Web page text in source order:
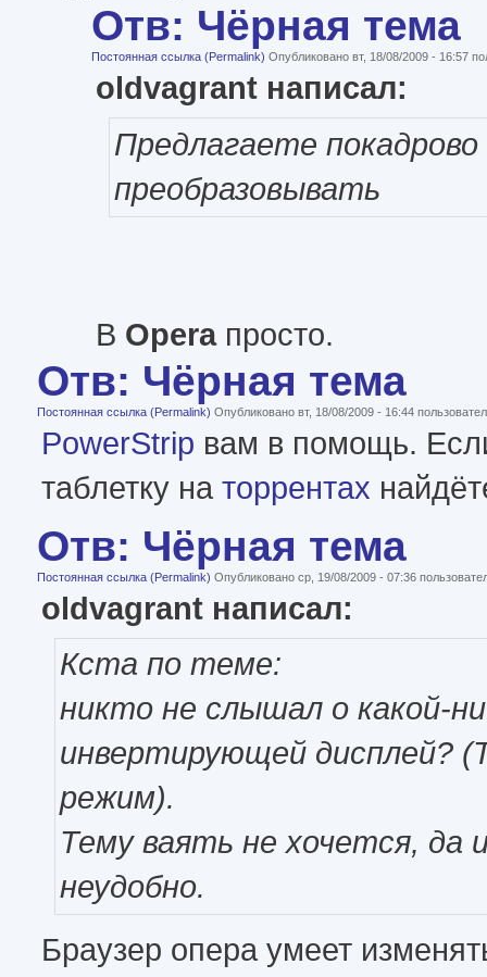
Отв: Чёрная тема
Постоянная ссылка (Permalink) Опубликовано вт, 18/08/2009 - 16:57
oldvagrant написал:
Предлагаете покадрово
преобразовывать
В Operaпросто.
Отв: Чёрная тема
Постоянная ссылка (Permalink) Опубликовано вт, 18/08/2009 - 16:44
PowerStrip вам в помощь.
таблетку на торрентах
Отв: Чёрная тема
Постоянная ссылка (Permalink) Опубликовано ср, 19/08/2009 - 07:36
oldvagrant написал:
Кста по теме:
никто не слышал о какой-
инвертирующей дисплей?
режим).
Тему ваять не хочется, да
неудобно.
Браузер опера умеет